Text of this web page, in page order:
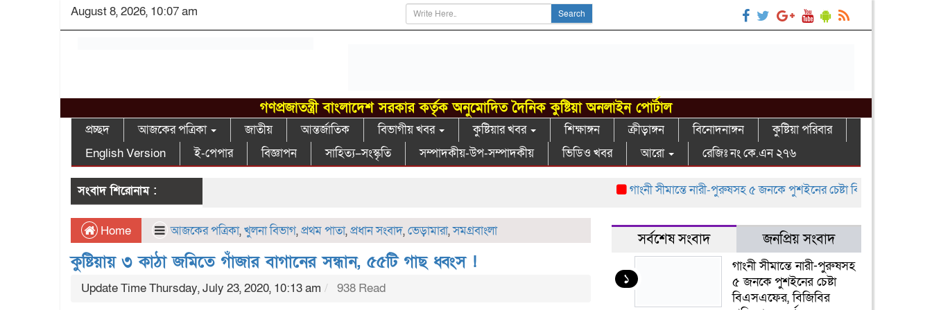
August 8, 2026, 10:07 am Search
গণপ্রজাতন্ত্রী বাংলাদেশ সরকার কর্তৃক অনুমোদিত দৈনিক কুষ্টিয়া অনলাইন পোর্টাল
প্রচ্ছদ আজকের পত্রিকা জাতীয় আন্তর্জাতিক বিভাগীয় খবর কুষ্টিয়ার খবর শিক্ষাঙ্গন ক্রীড়াঙ্গন বিনোদনাঙ্গন
কুষ্টিয়া পরিবার
English Version
ই-পেপার বিজ্ঞাপন সাহিত্য–সংস্কৃতি সম্পাদকীয়-উপ-সম্পাদকীয় ভিডিও খবর আরো রেজিঃ নং কে.এন ২৭৬
সংবাদ শিরোনাম : গাংনী সীমান্তে নারী-পুরুষসহ ৫ জনকে পুশইনের চেষ্টা বিএসএফের, বিজিবির
Home আজকের পত্রিকা,খুলনা বিভাগ,প্রথম পাতা,প্রধান সংবাদ,ভেড়ামারা,সমগ্রবাংলা
কুষ্টিয়ায় ৩ কাঠা জমিতে গাঁজার বাগানের সন্ধান, ৫৫টি গাছ ধ্বংস !
Update Time Thursday, July 23, 2020, 10:13 am 938 Read
সর্বশেষ সংবাদ জনপ্রিয় সংবাদ
১
গাংনী সীমান্তে নারী-পুরুষসহ
৫ জনকে পুশইনের চেষ্টা
বিএসএফের, বিজিবির